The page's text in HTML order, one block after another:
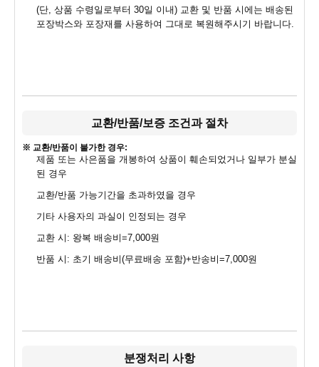
(단, 상품 수령일로부터 30일 이내) 교환 및 반품 시에는 배송된
포장박스와 포장재를 사용하여 그대로 복원해주시기 바랍니다.
교환/반품/보증 조건과 절차
※ 교환/반품이 불가한 경우:
제품 또는 사은품을 개봉하여 상품이 훼손되었거나 일부가 분실
된 경우
교환/반품 가능기간을 초과하였을 경우
기타 사용자의 과실이 인정되는 경우
교환 시: 왕복 배송비=7,000원
반품 시: 초기 배송비(무료배송 포함)+반송비=7,000원
분쟁처리 사항